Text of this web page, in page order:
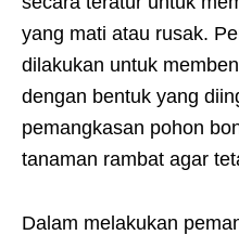
yang mati atau rusak.
dilakukan untuk
dengan bentuk yang
pemangkasan pohon
tanaman rambat agar
Dalam melakukan